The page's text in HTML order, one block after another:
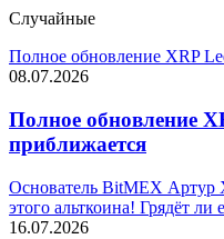
Случайные
Полное обновление XRP
08.07.2026
Полное обновление
приближается
Основатель BitMEX Артур
этого альткоина! Грядёт ли
16.07.2026